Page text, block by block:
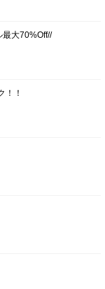
大70%Off//
！！